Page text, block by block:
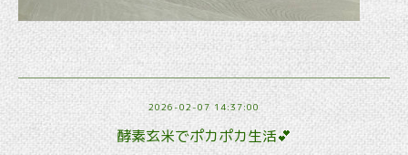
2026-02-07 14:37:00
酵素玄米でポカポカ生活💕